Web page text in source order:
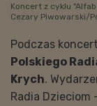
Koncert z cyklu
Cezary Piwowarski/
Podczas
Polskiego
Krych.
Radia Dzieciom